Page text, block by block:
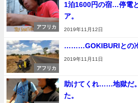
アフリカ
1泊1600円の宿…停電
ア。
2019年11月12日
アフリカ
………GOKIBURIとの冷
2019年11月11日
助けてくれ……地獄だ
た。